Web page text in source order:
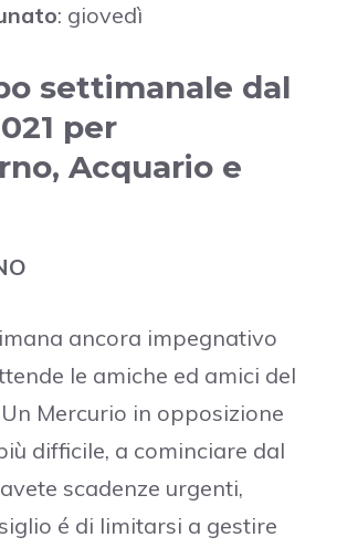
: giovedì
settimanale dal
per
Acquario e
ancora impegnativo
le amiche ed amici del
Mercurio in opposizione
difficile, a cominciare dal
scadenze urgenti,
é di limitarsi a gestire